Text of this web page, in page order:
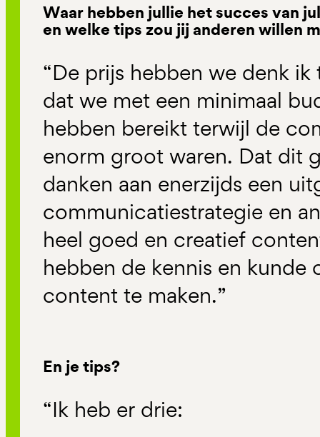
Waar hebben jullie het succes van
en welke tips zou jij anderen willen
“De prijs hebben we denk
dat we met een minimaal
hebben bereikt terwijl de
enorm groot waren. Dat dit
danken aan enerzijds een
communicatiestrategie en
heel goed en creatief
hebben de kennis en kunde
content te maken.”
En je tips?
“Ik heb er drie: